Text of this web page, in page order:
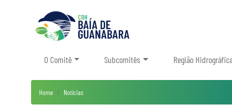
O Comitê Subcomitês Região
Home Notícias